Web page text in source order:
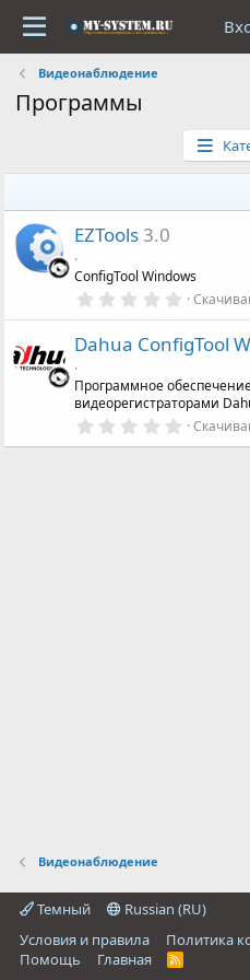
Видеонаблюдение
Программы
EZTools3.0
.
ConfigTool Windows
0
0
з
ё
з
д
Dahua ConfigTool
.
Программное
видеорегистраторами
0
Видеонаблюдение
Темный
Russian (RU)
Условия и правила
Политика
Помощь
Главная
R